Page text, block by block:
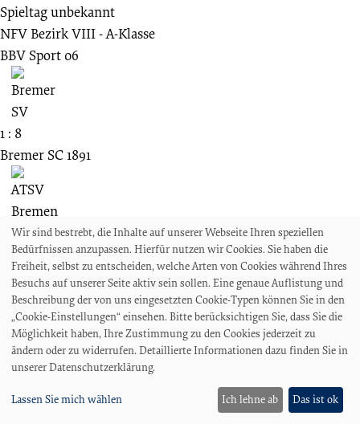
Spieltag unbekannt
NFV Bezirk VIII - A-Klasse
BBV Sport 06
1 : 8
Bremer SC 1891
04.12.1938
Spieltag unbekannt
Bezirksklasse Bremen
Bremer SV
7 : 2
Wir sind bestrebt, die Inhalte auf unserer Webseite Ihren speziellen
Bedürfnissen anzupassen. Hierfür nutzen wir Cookies. Sie haben die
Freiheit, selbst zu entscheiden, welche Arten von Cookies während Ihres
Besuchs auf unserer Seite aktiv sein sollen. Eine genaue Auflistung und
Beschreibung der von uns eingesetzten Cookie-Typen können Sie in den
„Cookie-Einstellungen“ einsehen. Bitte berücksichtigen Sie, dass Sie die
Möglichkeit haben, Ihre Zustimmung zu den Cookies jederzeit zu
ändern oder zu widerrufen. Detaillierte Informationen dazu finden Sie in
unserer Datenschutzerklärung.
Lassen Sie mich wählen Ich lehne ab Das ist ok